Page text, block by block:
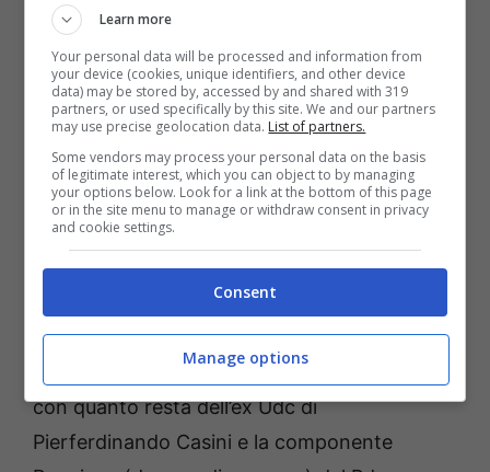
conferma della sfida elettorale del consigliere
regionale uscente di Forza Italia Pino
Simeone: si tratta del consigliere comunale
dei “Centristi per Formia” Antonio Di Rocco,
la cui candidatura è stata indicata nel corso di
una riunione con l’ex assessore e capogruppo
dell’Udc alla Regione Lazio, Aldo Forte. Ma
quale candidato presidente dovrà sostenere il
giovane Di Rocco? Facilissimo, il governatore
uscente della Regione Lazio Nicola Zingaretti
nell’ambito di un già definito accordo politico
con quanto resta dell’ex Udc di
Pierferdinando Casini e la componente
Learn more
Your personal data will be processed and information from
your device (cookies, unique identifiers, and other device
data) may be stored by, accessed by and shared with 319
partners, or used specifically by this site. We and our partners
may use precise geolocation data. List of partners.
Some vendors may process your personal data on the basis
of legitimate interest, which you can object to by managing
your options below. Look for a link at the bottom of this page
or in the site menu to manage or withdraw consent in privacy
and cookie settings.
Consent
Manage options